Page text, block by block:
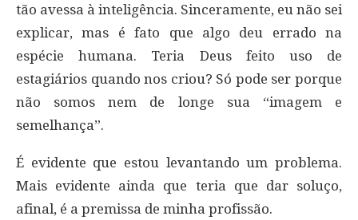
tão avessa à inteligência. Sinceramente, eu não sei
explicar, mas é fato que algo deu errado na
espécie humana. Teria Deus feito uso de
estagiários quando nos criou? Só pode ser porque
não somos nem de longe sua “imagem e
semelhança”.
É evidente que estou levantando um problema.
Mais evidente ainda que teria que dar soluço,
afinal, é a premissa de minha profissão.